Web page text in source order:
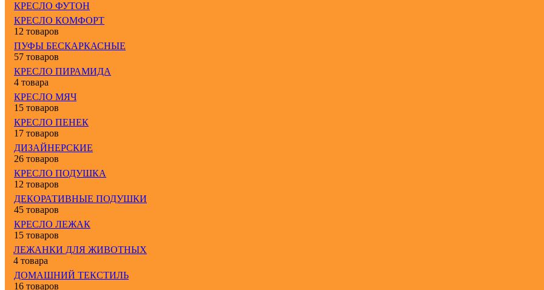
КРЕСЛО ФУТОН
КРЕСЛО КОМФОРТ
12 товаров
ПУФЫ БЕСКАРКАСНЫЕ
57 товаров
КРЕСЛО ПИРАМИДА
4 товара
КРЕСЛО МЯЧ
15 товаров
КРЕСЛО ПЕНЕК
17 товаров
ДИЗАЙНЕРСКИЕ
26 товаров
КРЕСЛО ПОДУШКА
12 товаров
ДЕКОРАТИВНЫЕ ПОДУШКИ
45 товаров
КРЕСЛО ЛЕЖАК
15 товаров
ЛЕЖАНКИ ДЛЯ ЖИВОТНЫХ
4 товара
ДОМАШНИЙ ТЕКСТИЛЬ
16 товаров